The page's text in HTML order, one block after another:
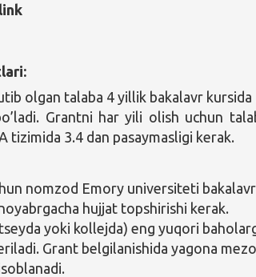
olgan talaba 4 yillik bakalavr kursida
Grantni har yili olish uchun
tizimida 3.4 dan pasaymasligi kerak.
nomzod Emory universiteti bakalavr
hujjat topshirishi kerak.
yoki kollejda) eng yuqori
Grant belgilanishida yagona